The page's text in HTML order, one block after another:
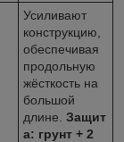
Усиливают
конструкцию,
обеспечивая
продольную
жёсткость на
большой
длине. Защит
а: грунт + 2